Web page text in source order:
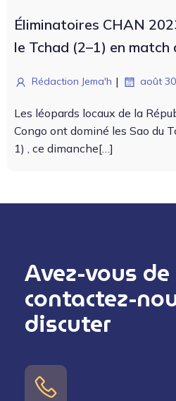
Éliminatoires CHAN
le Tchad (2–1) en match
Rédaction Jema'h | août 30
Les léopards locaux de la
Con­go ont dom­iné les Sao du
1) , ce dimanche[…]
Avez-vous
contactez-
discuter